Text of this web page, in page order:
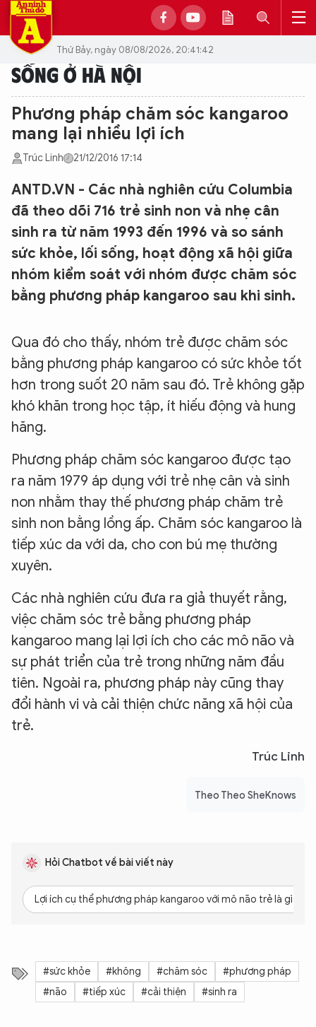
Thứ Bảy, ngày 08/08/2026, 20:41:42
SỐNG Ở HÀ NỘI
Phương pháp chăm sóc kangaroo
mang lại nhiều lợi ích
Trúc Linh 21/12/2016 17:14
ANTD.VN - Các nhà nghiên cứu Columbia
đã theo dõi 716 trẻ sinh non và nhẹ cân
sinh ra từ năm 1993 đến 1996 và so sánh
sức khỏe, lối sống, hoạt động xã hội giữa
nhóm kiểm soát với nhóm được chăm sóc
bằng phương pháp kangaroo sau khi sinh.
Qua đó cho thấy, nhóm trẻ được chăm sóc
bằng phương pháp kangaroo có sức khỏe tốt
hơn trong suốt 20 năm sau đó. Trẻ không gặp
khó khăn trong học tập, ít hiếu động và hung
hăng.
Phương pháp chăm sóc kangaroo được tạo
ra năm 1979 áp dụng với trẻ nhẹ cân và sinh
non nhằm thay thế phương pháp chăm trẻ
sinh non bằng lồng ấp. Chăm sóc kangaroo là
tiếp xúc da với da, cho con bú mẹ thường
xuyên.
Các nhà nghiên cứu đưa ra giả thuyết rằng,
việc chăm sóc trẻ bằng phương pháp
kangaroo mang lại lợi ích cho các mô não và
sự phát triển của trẻ trong những năm đầu
tiên. Ngoài ra, phương pháp này cũng thay
đổi hành vi và cải thiện chức năng xã hội của
trẻ.
Trúc Linh
Theo Theo SheKnows
Hỏi Chatbot về bài viết này
Lợi ích cụ thể phương pháp kangaroo với mô não trẻ là gì?
#sức khỏe #không #chăm sóc
#phương pháp
#não
#tiếp xúc #cải thiện #sinh ra